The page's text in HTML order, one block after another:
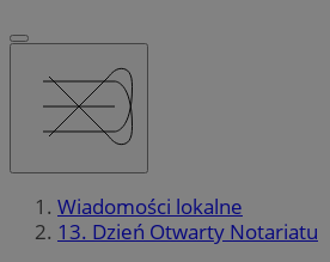
Wiadomości lokalne
13. Dzień Otwarty Notariatu